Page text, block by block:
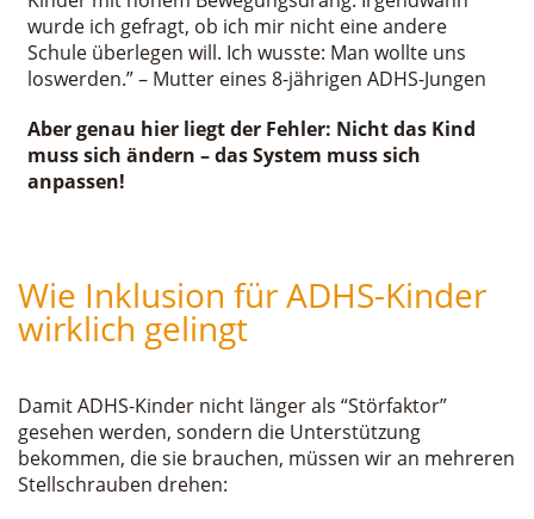
wurde ich gefragt, ob ich mir nicht eine andere
Schule überlegen will. Ich wusste: Man wollte uns
loswerden.” – Mutter eines 8-jährigen ADHS-Jungen
Aber genau hier liegt der Fehler: Nicht das Kind
muss sich ändern – das System muss sich
anpassen!
Wie Inklusion für ADHS-Kinder
wirklich gelingt
Damit ADHS-Kinder nicht länger als “Störfaktor”
gesehen werden, sondern die Unterstützung
bekommen, die sie brauchen, müssen wir an mehreren
Stellschrauben drehen: